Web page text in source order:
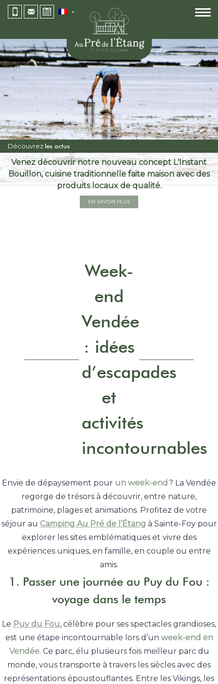
Découvrez les actus
Venez découvrir notre nouveau concept L'Instant
Bouillon, cuisine traditionnelle faite maison avec des
produits locaux de qualité.
EN SAVOIR PLUS
Camping 3 étoiles Vendée»Blog»Week-end en
Vendée
Week-
end
Vendée
: idées
d’escapades
et
activités
incontournables
Envie de dépaysement pour un week-end? La Vendée
regorge de trésors à découvrir, entre nature,
patrimoine, plages et animations. Profitez de votre
séjour au Camping Au Pré de l’Étang à Sainte-Foy pour
explorer les sites emblématiques et vivre des
expériences uniques, en famille, en couple ou entre
amis.
1. Passer une journée au Puy du Fou :
voyage dans le temps
Le Puy du Fou, célèbre pour ses spectacles grandioses,
est une étape incontournable lors d’un week-end en
Vendée. Ce parc, élu plusieurs fois meilleur parc du
monde, vous transporte à travers les siècles avec des
représentations époustouflantes. Entre les Vikings, les